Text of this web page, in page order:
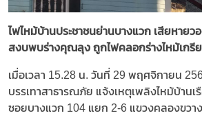
ไฟไหม้บ้านประชาชนย่านบางแวก เสียหาย
สงบพบร่างคุณลุง ถูกไฟคลอกร่างไหม้เกรี
เมื่อเวลา 15.28 น. วันที่ 29 พฤศจิกายน
บรรเทาสาธารณภัย แจ้งเหตุเพลิงไหม้บ้านเ
ซอยบางแวก 104 แยก 2-6 แขวงคลองขวา